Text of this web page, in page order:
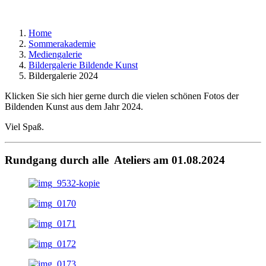
Home
Sommerakademie
Mediengalerie
Bildergalerie Bildende Kunst
Bildergalerie 2024
Klicken Sie sich hier gerne durch die vielen schönen Fotos der
Bildenden Kunst aus dem Jahr 2024.
Viel Spaß.
Rundgang durch alle Ateliers am 01.08.2024